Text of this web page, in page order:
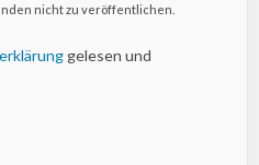
nicht zu veröffentlichen.
gelesen und